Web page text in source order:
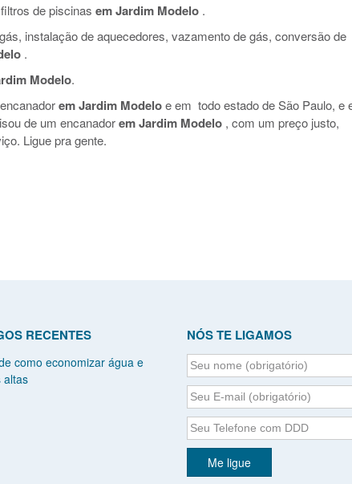
de piscinas em Jardim Modelo .
instalação de aquecedores, vazamento de gás, conversão de
.
Modelo.
em Jardim Modeloe em todo estado de São Paulo, e
de um encanadorem Jardim Modelo , com um preço justo,
Ligue pra gente.
RECENTES
como economizar água e
altas
NÓS TE LIGAMOS